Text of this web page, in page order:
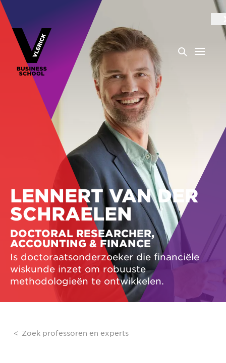
LENNERT VAN DER
SCHRAELEN
DOCTORAL RESEARCHER,
ACCOUNTING & FINANCE
Is doctoraatsonderzoeker die financiële
wiskunde inzet om robuuste
methodologieën te ontwikkelen.
Zoek professoren en experts